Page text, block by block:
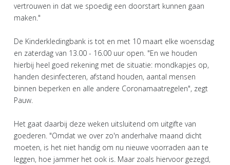
vertrouwen in dat we spoedig een doorstart kunnen gaan
maken."
De Kinderkledingbank is tot en met 10 maart elke woensdag
en zaterdag van 13.00 - 16.00 uur open. "En we houden
hierbij heel goed rekening met de situatie: mondkapjes op,
handen desinfecteren, afstand houden, aantal mensen
binnen beperken en alle andere Coronamaatregelen", zegt
Pauw.
Het gaat daarbij deze weken uitsluitend om uitgifte van
goederen. "Omdat we over zo'n anderhalve maand dicht
moeten, is het niet handig om nu nieuwe voorraden aan te
leggen, hoe jammer het ook is. Maar zoals hiervoor gezegd,